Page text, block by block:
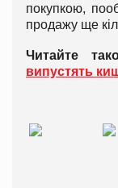
покупкою,
продажу ще
Читайте
випустять